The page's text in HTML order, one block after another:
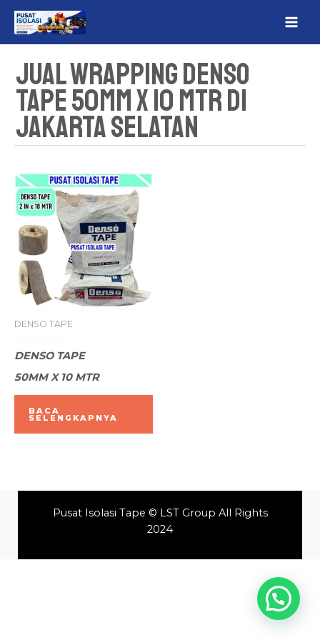
Jual Wrapping Denso
Tape 50mm x 10 mtr Di
Jakarta Selatan
DENSO TAPE
Dinilai
0
5
DENSO TAPE
50MM X 10 MTR
BACA
SELENGKAPNYA
Pusat Isolasi Tape © LST Group All Rights
2024